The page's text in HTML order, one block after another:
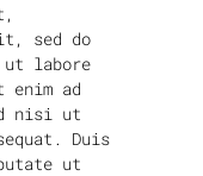
sed do
ut labore
enim ad
nisi ut
Duis
ut